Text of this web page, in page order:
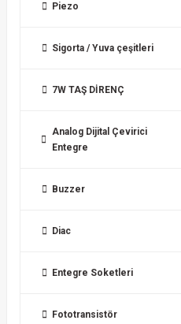
Piezo
Sigorta / Yuva çeşitleri
7W TAŞ DİRENÇ
Analog Dijital Çevirici
Entegre
Buzzer
Diac
Entegre Soketleri
Fototransistör